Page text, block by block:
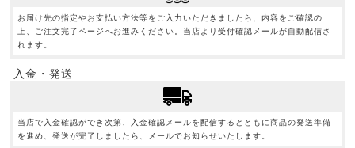
お届け先の指定やお支払い方法等をご入力いただきましたら、内容をご確認の
上、ご注文完了ページへお進みください。当店より受付確認メールが自動配信さ
れます。
入金・発送
当店で入金確認ができ次第、入金確認メールを配信するとともに商品の発送準備
を進め、発送が完了しましたら、メールでお知らせいたします。